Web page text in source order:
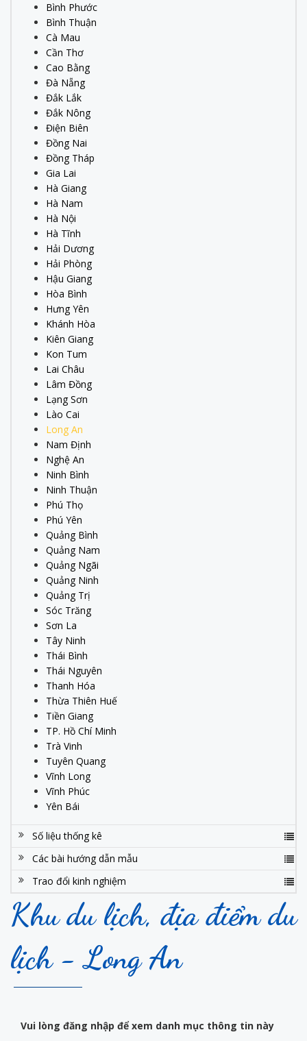
Bình Phước
Bình Thuận
Cà Mau
Cần Thơ
Cao Bằng
Đà Nẵng
Đắk Lắk
Đắk Nông
Điện Biên
Đồng Nai
Đồng Tháp
Gia Lai
Hà Giang
Hà Nam
Hà Nội
Hà Tĩnh
Hải Dương
Hải Phòng
Hậu Giang
Hòa Bình
Hưng Yên
Khánh Hòa
Kiên Giang
Kon Tum
Lai Châu
Lâm Đồng
Lạng Sơn
Lào Cai
Long An
Nam Định
Nghệ An
Ninh Bình
Ninh Thuận
Phú Thọ
Phú Yên
Quảng Bình
Quảng Nam
Quảng Ngãi
Quảng Ninh
Quảng Trị
Sóc Trăng
Sơn La
Tây Ninh
Thái Bình
Thái Nguyên
Thanh Hóa
Thừa Thiên Huế
Tiền Giang
TP. Hồ Chí Minh
Trà Vinh
Tuyên Quang
Vĩnh Long
Vĩnh Phúc
Yên Bái
Số liệu thống kê
Các bài hướng dẫn mẫu
Trao đổi kinh nghiệm
Khu du lịch, địa điểm du
lịch - Long An
Vui lòng đăng nhập để xem danh mục thông tin này